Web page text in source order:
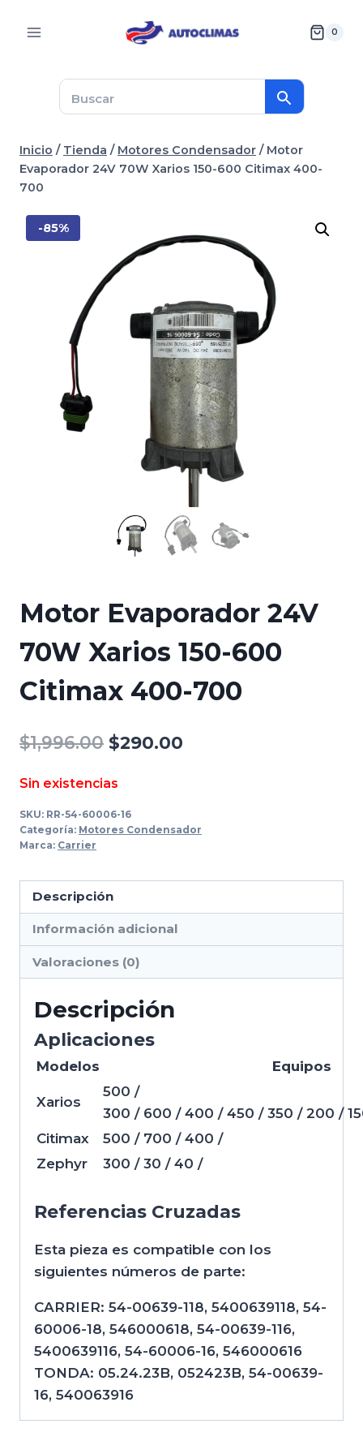
0
Inicio / Tienda / Motores Condensador / Motor
Evaporador 24V 70W Xarios 150-600 Citimax 400-
700
-85%
Motor Evaporador 24V
70W Xarios 150-600
Citimax 400-700
$1,996.00 El
era:
$290.00
es:
Sin existencias
SKU: RR-54-60006-16
Categoría: Motores Condensador
Marca: Carrier
Descripción
Información adicional
Valoraciones (0)
Descripción
Aplicaciones
Modelos Equipos
Xarios
500 /
300 / 600 / 400 / 450 / 350 / 200 /
Citimax
500 / 700 / 400 /
Zephyr
300 / 30 / 40 /
Referencias Cruzadas
Esta pieza es compatible con los
siguientes números de parte:
CARRIER: 54-00639-118, 5400639118, 54-
60006-18, 546000618, 54-00639-116,
5400639116, 54-60006-16, 546000616
TONDA: 05.24.23B, 052423B, 54-00639-
16, 540063916